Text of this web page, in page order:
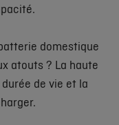
domestique
atouts ? La haute
de vie et la